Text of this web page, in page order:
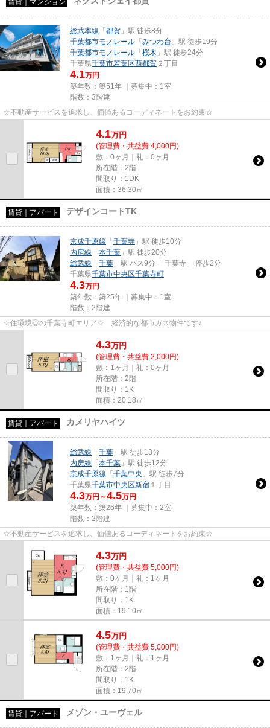
総武本線 「都賀 」駅 徒歩8分
千葉都市モノレール 「みつわ台 」駅 徒歩19分
千葉都市モノレール 「桜木 」駅 徒歩24分
千葉県千葉市若葉区西都賀 ２丁目
4.1万円
築年数：築51年 ｜募集中： 1室
階数：3階建
☆不動産サービスを追求し、価値あるコーディネートをお約束☆
4.1万円
(管理費・共益費 4,000円)
敷：0ヶ月｜礼：0ヶ月
所在階：2階
間取り：1DK
面積：36.30㎡
賃貸｜アパート デザインコートTK
京成千原線 「千葉寺 」駅 徒歩10分
内房線 「本千葉 」駅 徒歩20分
総武線 「千葉 」駅 バス9分 「千葉寺」 停歩2分
千葉県千葉市中央区千葉寺町
4.3万円
築年数：築25年 ｜募集中： 1室
階数：2階建
☆住環境◎の千葉寺町エリア☆ 経済的な都市ガス物件です♪
4.3万円
(管理費・共益費 2,000円)
敷：1ヶ月｜礼：0ヶ月
所在階：2階
間取り：1K
面積：20.18㎡
賃貸｜アパート カメリヤハイツ
総武線 「千葉 」駅 徒歩13分
内房線 「本千葉 」駅 徒歩12分
京成千原線 「千葉中央 」駅 徒歩7分
千葉県千葉市中央区新宿 １丁目
4.3万円～4.5万円
築年数：築26年 ｜募集中： 2室
階数：2階建
☆不動産サービスを追求し、価値あるコーディネートをお約束☆
4.3万円
(管理費・共益費 5,000円)
敷：0ヶ月｜礼：1ヶ月
所在階：1階
間取り：1K
面積：19.10㎡
4.5万円
(管理費・共益費 5,000円)
敷：1ヶ月｜礼：1ヶ月
所在階：2階
間取り：1K
面積：19.70㎡
賃貸｜アパート メゾン・ユーヴェル